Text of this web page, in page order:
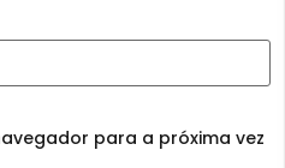
para a próxima vez